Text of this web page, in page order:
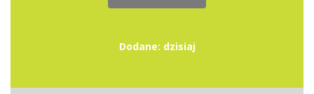
Dodane: dzisiaj